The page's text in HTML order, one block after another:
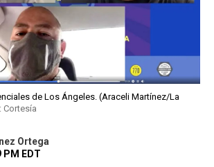
de Los Ángeles. (Araceli Martínez/La
Cortesía
Ortega
PM EDT